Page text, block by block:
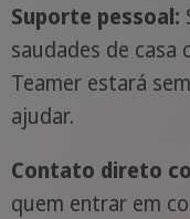
Suporte pessoal:
saudades de casa
Teamer estará
ajudar.
Contato direto
quem entrar em